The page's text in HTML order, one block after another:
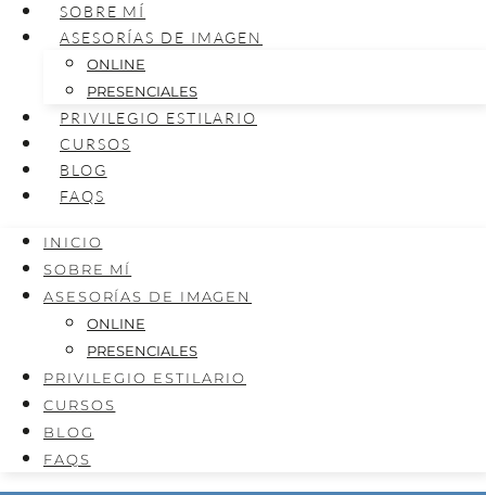
SOBRE MÍ
ASESORÍAS DE IMAGEN
ONLINE
PRESENCIALES
PRIVILEGIO ESTILARIO
CURSOS
BLOG
FAQS
INICIO
SOBRE MÍ
ASESORÍAS DE IMAGEN
ONLINE
PRESENCIALES
PRIVILEGIO ESTILARIO
CURSOS
BLOG
FAQS